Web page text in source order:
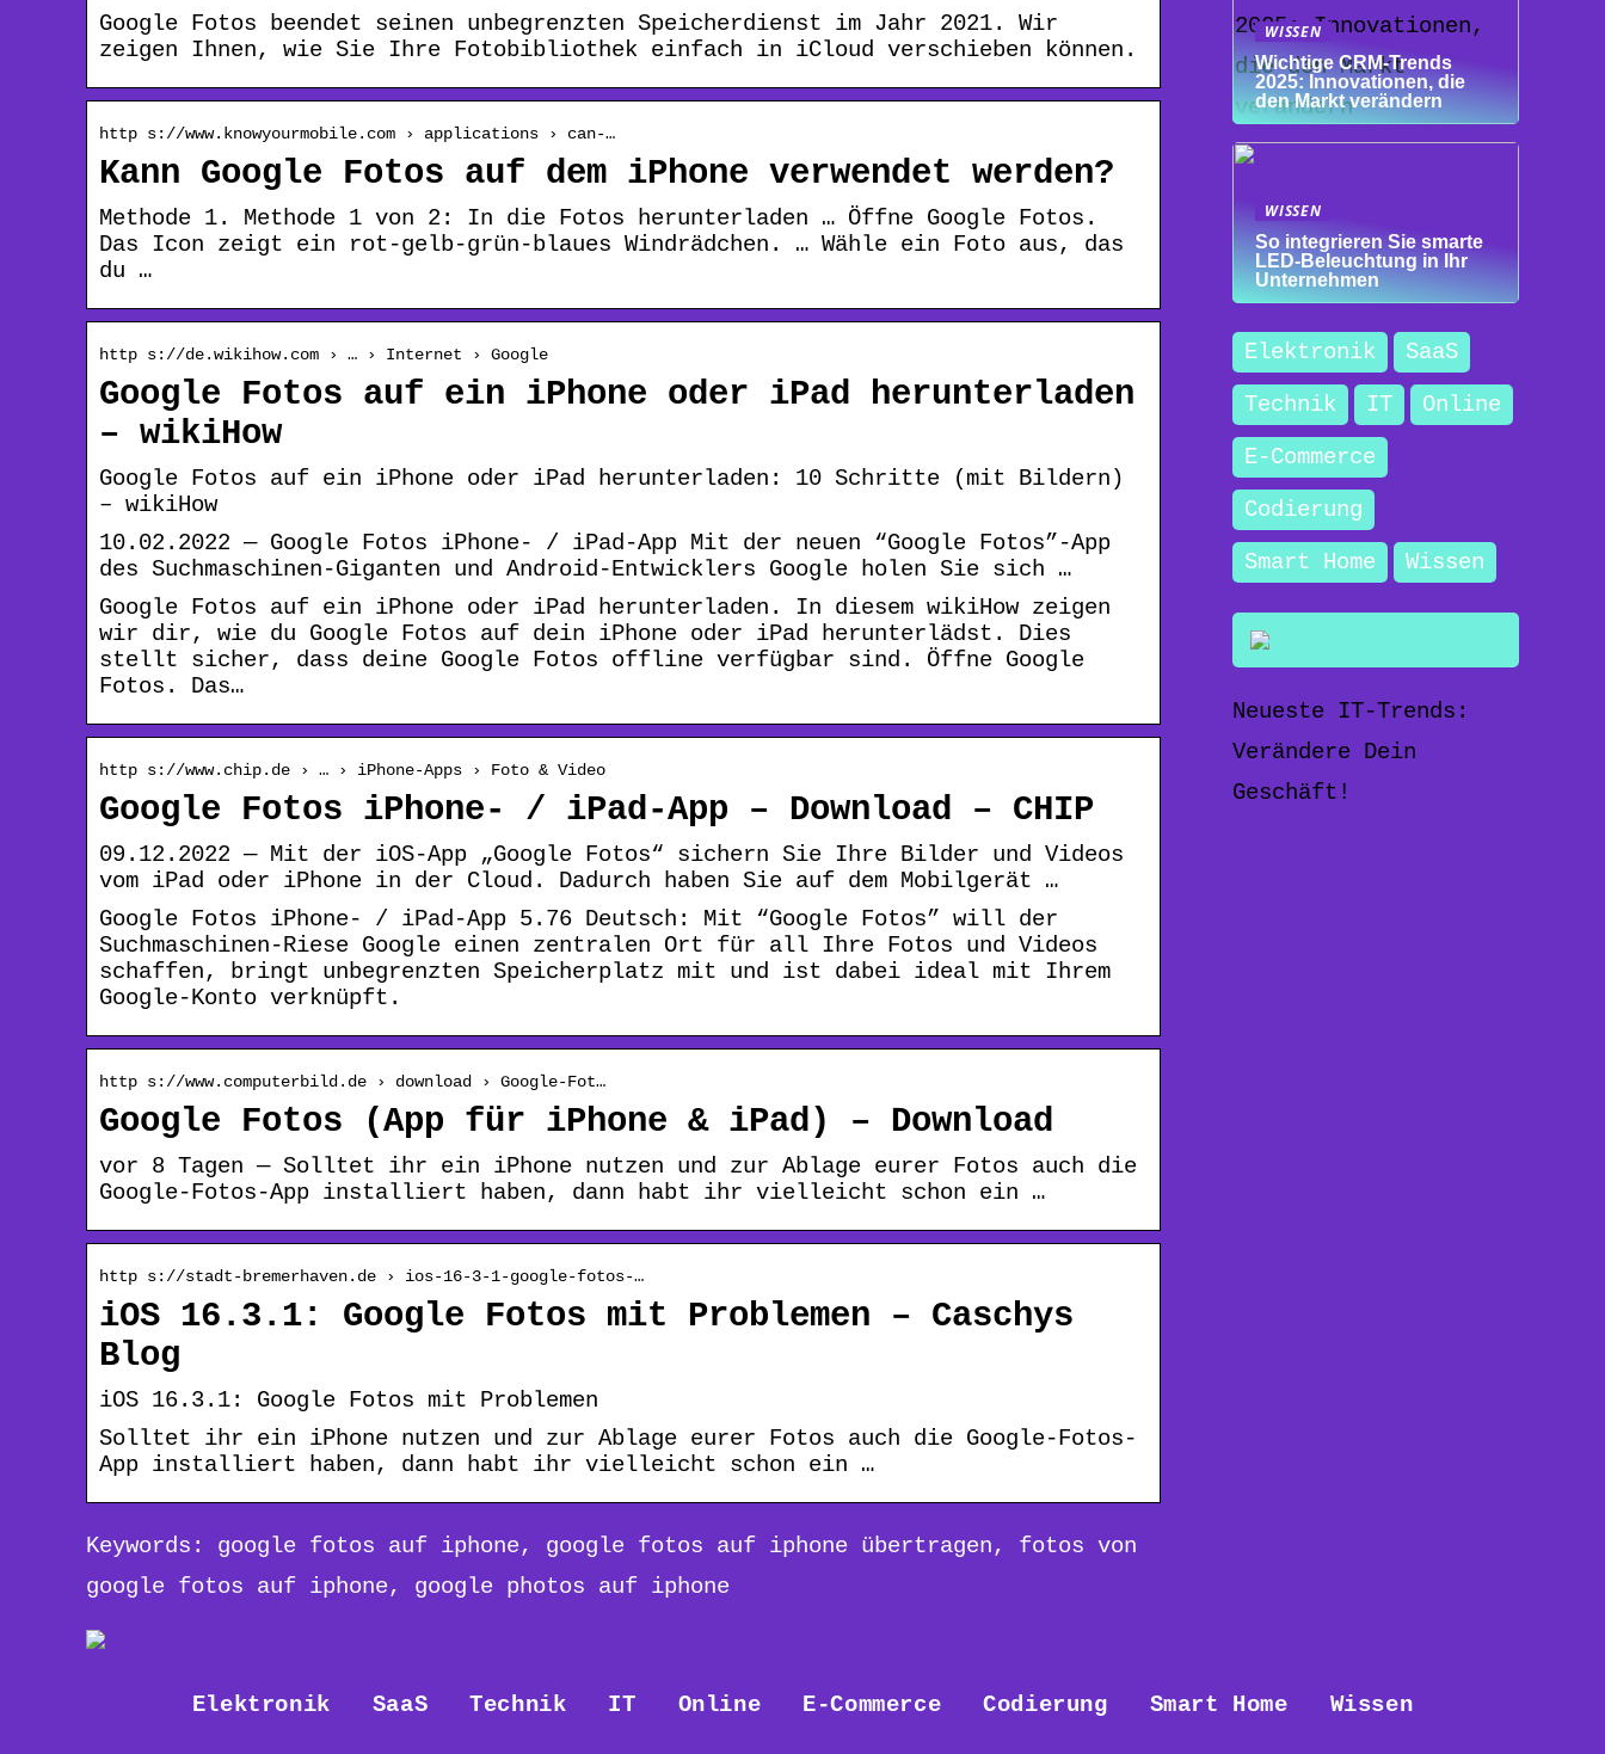
Google Fotos beendet seinen unbegrenzten Speicherdienst im Jahr 2021. Wir
zeigen Ihnen, wie Sie Ihre Fotobibliothek einfach in iCloud verschieben können.
http s://www.knowyourmobile.com › applications › can-…
Kann Google Fotos auf dem iPhone verwendet werden?
Methode 1. Methode 1 von 2: In die Fotos herunterladen … Öffne Google Fotos.
Das Icon zeigt ein rot-gelb-grün-blaues Windrädchen. … Wähle ein Foto aus, das
du …
http s://de.wikihow.com › … › Internet › Google
Google Fotos auf ein iPhone oder iPad herunterladen
– wikiHow
Google Fotos auf ein iPhone oder iPad herunterladen: 10 Schritte (mit Bildern)
– wikiHow
10.02.2022 — Google Fotos iPhone- / iPad-App Mit der neuen “Google Fotos”-App
des Suchmaschinen-Giganten und Android-Entwicklers Google holen Sie sich …
Google Fotos auf ein iPhone oder iPad herunterladen. In diesem wikiHow zeigen
wir dir, wie du Google Fotos auf dein iPhone oder iPad herunterlädst. Dies
stellt sicher, dass deine Google Fotos offline verfügbar sind. Öffne Google
Fotos. Das…
http s://www.chip.de › … › iPhone-Apps › Foto & Video
Google Fotos iPhone- / iPad-App – Download – CHIP
09.12.2022 — Mit der iOS-App „Google Fotos“ sichern Sie Ihre Bilder und Videos
vom iPad oder iPhone in der Cloud. Dadurch haben Sie auf dem Mobilgerät …
Google Fotos iPhone- / iPad-App 5.76 Deutsch: Mit “Google Fotos” will der
Suchmaschinen-Riese Google einen zentralen Ort für all Ihre Fotos und Videos
schaffen, bringt unbegrenzten Speicherplatz mit und ist dabei ideal mit Ihrem
Google-Konto verknüpft.
http s://www.computerbild.de › download › Google-Fot…
Google Fotos (App für iPhone & iPad) – Download
vor 8 Tagen — Solltet ihr ein iPhone nutzen und zur Ablage eurer Fotos auch die
Google-Fotos-App installiert haben, dann habt ihr vielleicht schon ein …
http s://stadt-bremerhaven.de › ios-16-3-1-google-fotos-…
iOS 16.3.1: Google Fotos mit Problemen – Caschys
Blog
iOS 16.3.1: Google Fotos mit Problemen
Solltet ihr ein iPhone nutzen und zur Ablage eurer Fotos auch die Google-Fotos-
App installiert haben, dann habt ihr vielleicht schon ein …
Keywords: google fotos auf iphone, google fotos auf iphone übertragen, fotos von
google fotos auf iphone, google photos auf iphone
WISSEN
Wichtige CRM-Trends
2025: Innovationen, die
den Markt verändern
WISSEN
So integrieren Sie smarte
LED-Beleuchtung in Ihr
Unternehmen
Elektronik
SaaS
Technik
IT
Online
E-Commerce
Codierung
Smart Home
Wissen
Neueste IT-Trends:
Verändere Dein
Geschäft!
Elektronik SaaS Technik IT Online E-Commerce Codierung Smart Home Wissen